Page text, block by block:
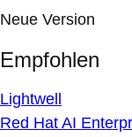
Neue Version
Empfohlen
Lightwell
Red Hat AI